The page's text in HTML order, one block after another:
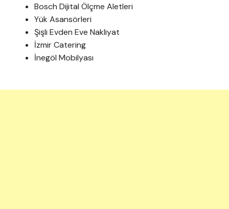
Bosch Dijital Ölçme Aletleri
Yük Asansörleri
Şişli Evden Eve Nakliyat
İzmir Catering
İnegöl Mobilyası